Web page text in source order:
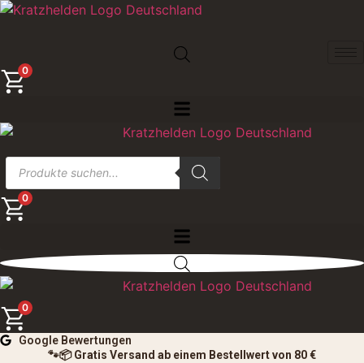
Zum
0
Products
search
0
0
Google Bewertungen
🐾📦 Gratis Versand ab einem Bestellwert von 80 €